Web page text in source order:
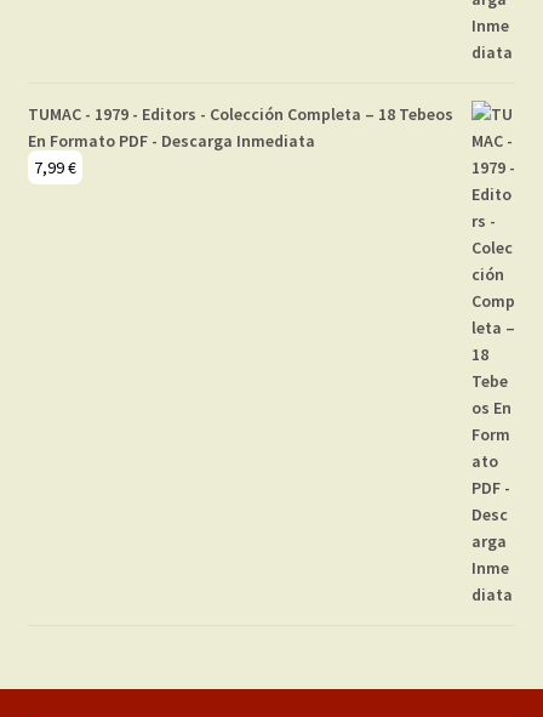
TUMAC - 1979 - Editors - Colección Completa – 18 Tebeos
En Formato PDF - Descarga Inmediata
7,99€